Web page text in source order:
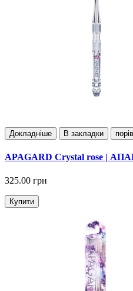
Докладнiше В закладки
APAGARD Crystal rose |
325.00 грн
Купити